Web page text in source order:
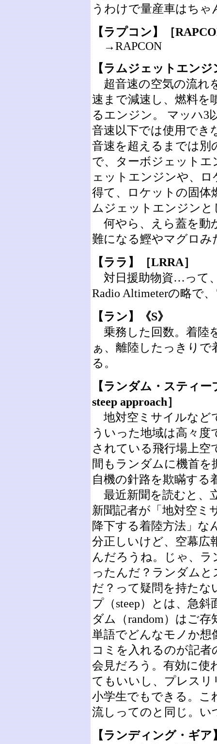
うわけで量産車はち
【ラプコン】［
→RAPCON
【ラムジェットエンジ
超音速の空気の流れ
速まで減速し、燃料を
るエンジン。 マッハ3
音速以下では使用でき
音速を超えるまでは別
で、ターボジェット
ェットエンジンや、
得て、ロケットの固体
ムジェットエンジン
何やら、えら蓋を動
難になる鰹やマグロ
【ララ】［LRRA］
対日援助物資…って
Radio Altimeterの略で
【ラン】《S》
乗務した回数。着陸
ぁ、離陸したっきり
る。
【ランダム・スティ
steep approach］
地対空ミサイルなど
ういった地域は高々度
されている飛行場上空
間もランダムに機首
自機の針路を欺瞞する
最近新聞を読むと、
新聞記者が「地対空ミ
降下する着陸方法」な
分正しいけど、空幕広
んだろうね。じゃ、
ったんだ？ランダム
だ？って疑問を持たな
プ（steep）とは、急
ダム（random）はご
単語でどんなモノか想
コミを入れるのが記
会見だろう。有効に使
てもいいし、プレス
小学生でもできる。こ
流しってのと同じ。い
【ランディング・ギア